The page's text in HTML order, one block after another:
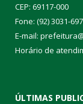
CEP: 69117-000
Fone: (92) 3031-
E-mail:
Horário de
ÚLTIMAS